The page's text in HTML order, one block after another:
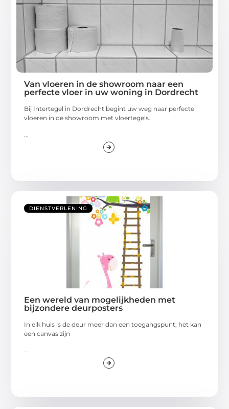
Van vloeren in de showroom naar een
perfecte vloer in uw woning in Dordrecht
Bij Intertegel in Dordrecht begint uw weg naar perfecte
vloeren in de showroom met vloertegels.
DIENSTVERLENING
Een wereld van mogelijkheden met
bijzondere deurposters
In elk huis is de deur meer dan een toegangspunt; het kan
een canvas zijn
...